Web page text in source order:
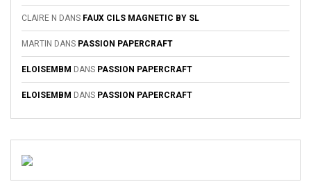
CLAIRE N DANS FAUX CILS MAGNETIC BY SL
MARTIN DANS PASSION PAPERCRAFT
ELOISEMBM DANS PASSION PAPERCRAFT
ELOISEMBM DANS PASSION PAPERCRAFT